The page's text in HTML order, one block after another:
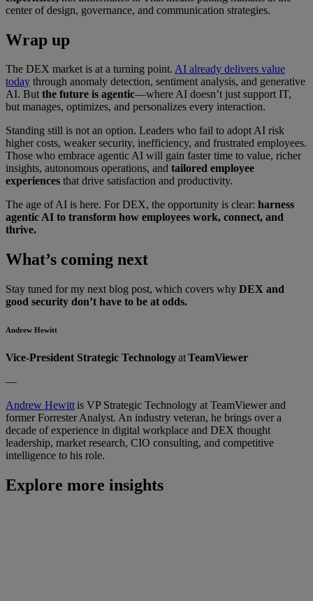
center of design, governance, and communication strategies.
Wrap up
The DEX market is at a turning point. AI already delivers value
today through anomaly detection, sentiment analysis, and generative
AI. Butthe future is agentic—where AI doesn’t just support IT,
but manages, optimizes, and personalizes every interaction.
Standing still is not an option. Leaders who fail to adopt AI risk
higher costs, weaker security, inefficiency, and frustrated employees.
Those who embrace agentic AI will gain faster time to value, richer
insights, autonomous operations, and tailored employee
experiences that drive satisfaction and productivity.
The age of AI is here. For DEX, the opportunity is clear: harness
agentic AI to transform how employees work, connect, and
thrive.
What’s coming next
Stay tuned for my next blog post, which covers why DEX and
good security don’t have to be at odds.
Andrew Hewitt
Vice-President Strategic TechnologyatTeamViewer
—
Andrew Hewitt is VP Strategic Technology at TeamViewer and
former Forrester Analyst. An industry veteran, he brings over a
decade of experience in digital workplace and DEX thought
leadership, market research, CIO consulting, and competitive
intelligence to his role.
Explore more insights